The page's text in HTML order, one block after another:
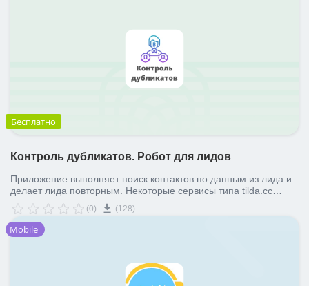
Бесплатно
Контроль дубликатов. Робот для лидов
Приложение выполняет поиск контактов по данным из лида и
делает лида повторным. Некоторые сервисы типа tilda.cc
(тильда), marquiz (марквиз) не контролируют дубликаты в
своей типовой интеграции. Мы поможем найти дубли в таких
случаях.
(0) (128)
Mobile